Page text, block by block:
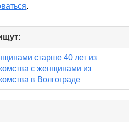
.
to
collapse
contents
старше 40 лет из
с женщинами из
в Волгограде